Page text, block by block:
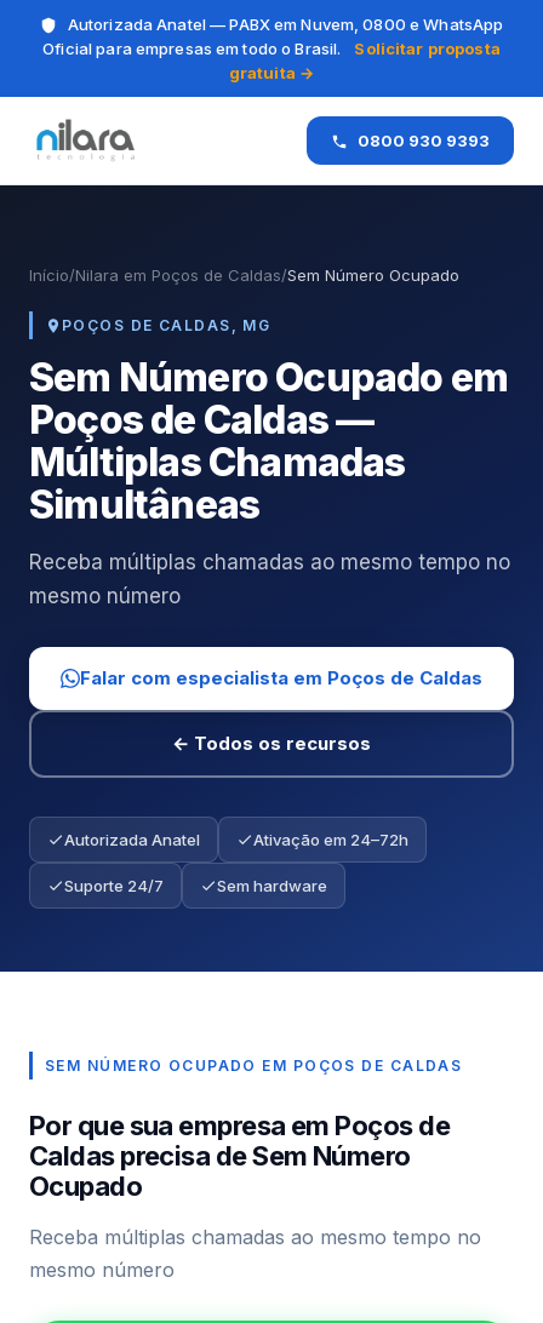
Autorizada Anatel — PABX em Nuvem, 0800 e WhatsApp
Oficial para empresas em todo o Brasil.
Solicitar proposta
gratuita →
0800 930 9393
Início/Nilara em Poços de Caldas/Sem Número Ocupado
POÇOS DE CALDAS, MG
Sem Número Ocupado em
Poços de Caldas —
Múltiplas Chamadas
Simultâneas
Receba múltiplas chamadas ao mesmo tempo no
mesmo número
Falar com especialista em Poços de Caldas
← Todos os recursos
Autorizada Anatel Ativação em 24–72h
Suporte 24/7 Sem hardware
SEM NÚMERO OCUPADO EM POÇOS DE CALDAS
Por que sua empresa em Poços de
Caldas precisa de Sem Número
Ocupado
Receba múltiplas chamadas ao mesmo tempo no
mesmo número